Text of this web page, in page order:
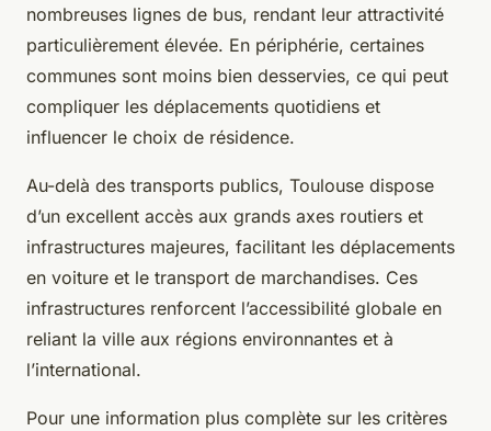
nombreuses lignes de bus, rendant leur attractivité
particulièrement élevée. En périphérie, certaines
communes sont moins bien desservies, ce qui peut
compliquer les déplacements quotidiens et
influencer le choix de résidence.
Au-delà des transports publics, Toulouse dispose
d’un excellent accès aux grands axes routiers et
infrastructures majeures, facilitant les déplacements
en voiture et le transport de marchandises. Ces
infrastructures renforcent l’accessibilité globale en
reliant la ville aux régions environnantes et à
l’international.
Pour une information plus complète sur les critères